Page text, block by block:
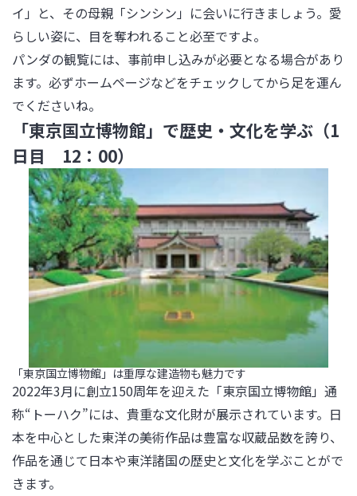
イ」と、その母親「シンシン」に会いに行きましょう。愛
らしい姿に、目を奪われること必至ですよ。
パンダの観覧には、事前申し込みが必要となる場合があり
ます。必ずホームページなどをチェックしてから足を運ん
でくださいね。
「東京国立博物館」で歴史・文化を学ぶ（1
日目 12：00）
「東京国立博物館」は重厚な建造物も魅力です
2022年3月に創立150周年を迎えた「東京国立博物館」通
称“トーハク”には、貴重な文化財が展示されています。日
本を中心とした東洋の美術作品は豊富な収蔵品数を誇り、
作品を通じて日本や東洋諸国の歴史と文化を学ぶことがで
きます。